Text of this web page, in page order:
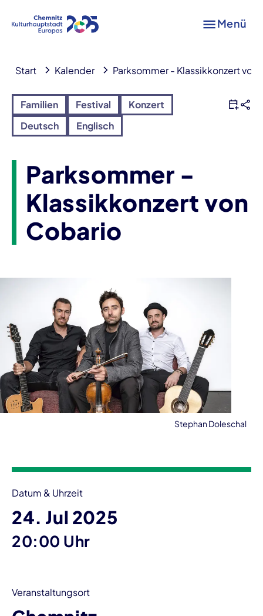
Menü
Start Kalender Parksommer - Klassikkonzert von
Familien Festival
Konzert
Deutsch
Englisch
Parksommer -
Klassikkonzert von
Cobario
Stephan Doleschal
Datum & Uhrzeit
24. Jul 2025
20:00 Uhr
Veranstaltungsort